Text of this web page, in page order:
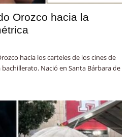
Orozco hacia la
hacía los carteles de los cines de
Nació en Santa Bárbara de